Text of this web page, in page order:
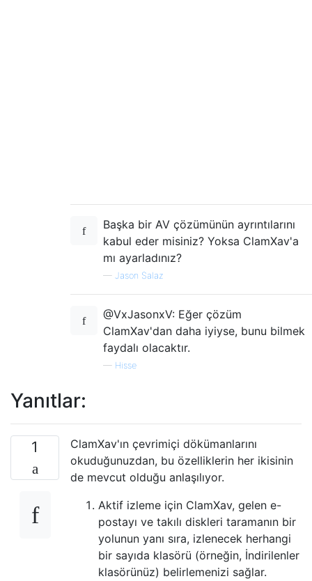
Başka bir AV çözümünün ayrıntılarını
kabul eder misiniz? Yoksa ClamXav'a
mı ayarladınız?
— Jason Salaz
@VxJasonxV: Eğer çözüm
ClamXav'dan daha iyiyse, bunu bilmek
faydalı olacaktır.
— Hisse
Yanıtlar:
1
ClamXav'ın çevrimiçi dökümanlarını
okuduğunuzdan, bu özelliklerin her ikisinin
de mevcut olduğu anlaşılıyor.
Aktif izleme için ClamXav, gelen e-
postayı ve takılı diskleri taramanın bir
yolunun yanı sıra, izlenecek herhangi
bir sayıda klasörü (örneğin, İndirilenler
klasörünüz) belirlemenizi sağlar.